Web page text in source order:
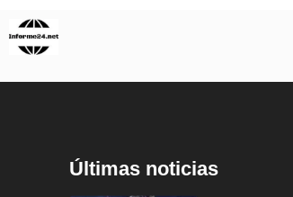
Últimas noticias